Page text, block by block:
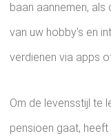
baan aannemen,
van uw hobby's en
verdienen via apps
Om de levensstijl te
pensioen gaat,